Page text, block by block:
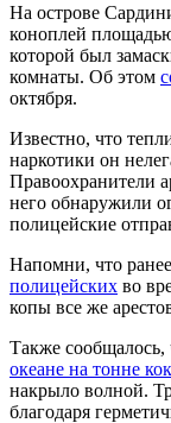
На острове
коноплей
которой был
комнаты. Об этом
октября.
Известно, что
наркотики он
Правоохранители
него обнаружили
полицейские
Напомни, что ранее
полицейских во
копы все же
Также сообщалось,
океане на тонне
накрыло волной.
благодаря